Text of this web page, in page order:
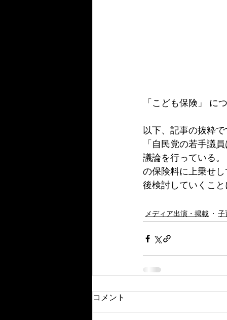
「こども保険」 に
以下、記事の抜粋で
「自民党の若手議
議論を行っている
の保険料に上乗せ
後検討していくこと
メディア出演・掲載 子
コメント